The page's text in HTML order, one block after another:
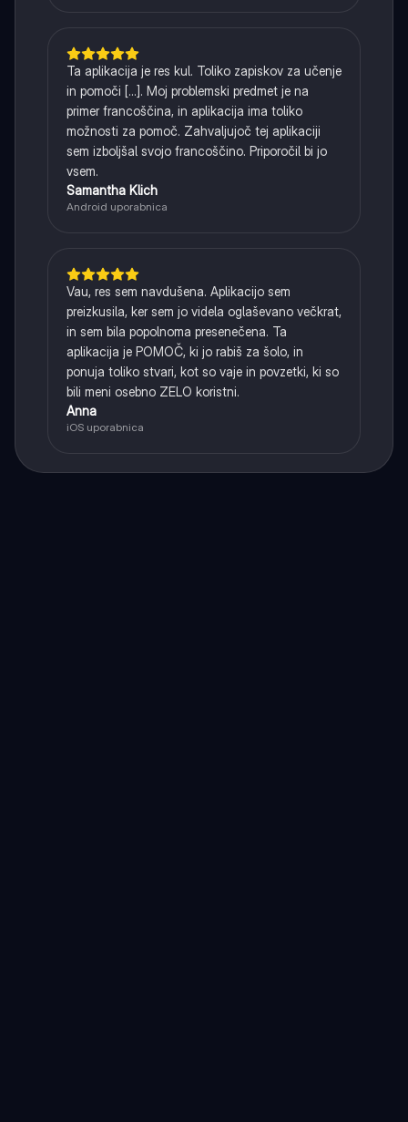
Ta aplikacija je res kul. Toliko zapiskov za učenje
in pomoči [...]. Moj problemski predmet je na
primer francoščina, in aplikacija ima toliko
možnosti za pomoč. Zahvaljujoč tej aplikaciji
sem izboljšal svojo francoščino. Priporočil bi jo
vsem.
Samantha Klich
Android uporabnica
Vau, res sem navdušena. Aplikacijo sem
preizkusila, ker sem jo videla oglaševano večkrat,
in sem bila popolnoma presenečena. Ta
aplikacija je POMOČ, ki jo rabiš za šolo, in
ponuja toliko stvari, kot so vaje in povzetki, ki so
bili meni osebno ZELO koristni.
Anna
iOS uporabnica